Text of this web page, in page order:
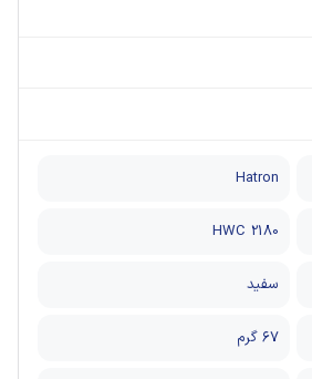
Hatron
HWC 2180
سفید
۶۷ گرم